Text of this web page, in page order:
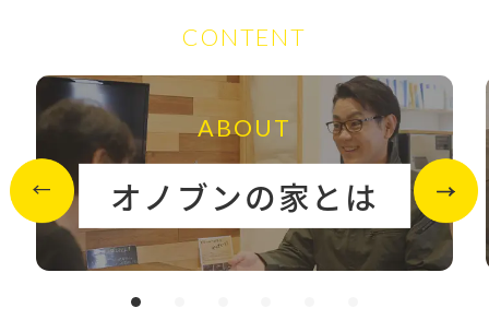
CONTENT
ABOUT
オノブンの家とは